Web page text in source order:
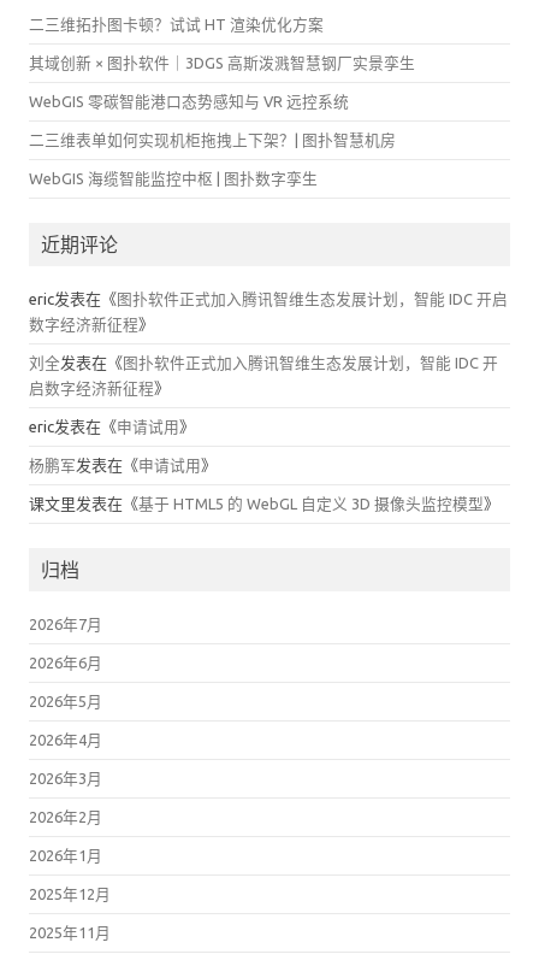
二三维拓扑图卡顿？试试 HT 渲染优化方案
其域创新 × 图扑软件｜3DGS 高斯泼溅智慧钢厂实景孪生
WebGIS 零碳智能港口态势感知与 VR 远控系统
二三维表单如何实现机柜拖拽上下架？| 图扑智慧机房
WebGIS 海缆智能监控中枢 | 图扑数字孪生
近期评论
eric发表在《图扑软件正式加入腾讯智维生态发展计划，智能 IDC 开启
数字经济新征程》
刘全发表在《图扑软件正式加入腾讯智维生态发展计划，智能 IDC 开
启数字经济新征程》
eric发表在《申请试用》
杨鹏军发表在《申请试用》
课文里发表在《基于 HTML5 的 WebGL 自定义 3D 摄像头监控模型》
归档
2026年7月
2026年6月
2026年5月
2026年4月
2026年3月
2026年2月
2026年1月
2025年12月
2025年11月